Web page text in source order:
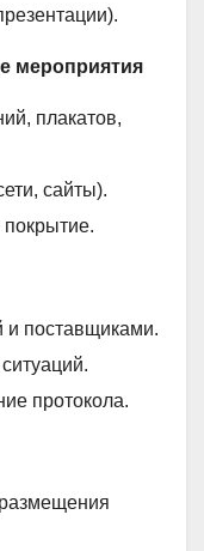
мероприятия
плакатов,
сайты).
покрытие.
и поставщиками.
протокола.